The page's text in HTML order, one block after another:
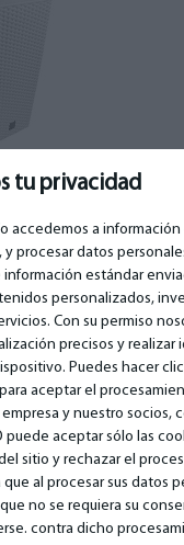
tu privacidad
accedemos a
y procesar datos
estándar
personalizados,
Con su permiso
precisos y realizar
Puedes hacer
aceptar el
y nuestro socios,
aceptar sólo las
sitio y rechazar el
al procesar sus datos
no se requiera su
contra dicho
(72)